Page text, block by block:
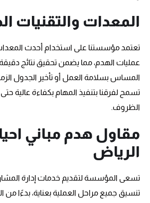
المعدات والتقنيات
تعتمد مؤسستنا على استخدام أحدث
عمليات الهدم، مما يضمن تحقيق نتائج
المساس بسلامة العمل أو تأخير الجدول
تسمح لفرقنا بتنفيذ المهام بكفاءة عالية
الظروف.
مقاول هدم مباني
الرياض
تسعى المؤسسة لتقديم خدمات إدارة
تنسيق جميع مراحل العملية بعناية، بدءًا